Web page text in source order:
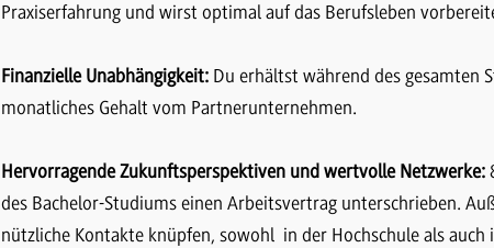
Praxiserfahrung und wirst optimal auf das Berufsleben
Finanzielle Unabhängigkeit:Du erhältst während des gesamten
monatliches Gehalt vom Partnerunternehmen.
Hervorragende Zukunftsperspektiven und wertvolle Netzwerke:
des Bachelor-Studiums einen Arbeitsvertrag unterschrieben.
nützliche Kontakte knüpfen, sowohl in der Hochschule als